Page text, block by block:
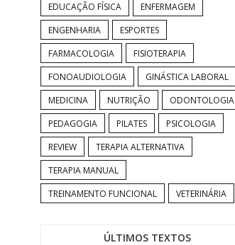
EDUCAÇÃO FÍSICA
ENFERMAGEM
ENGENHARIA
ESPORTES
FARMACOLOGIA
FISIOTERAPIA
FONOAUDIOLOGIA
GINÁSTICA LABORAL
MEDICINA
NUTRIÇÃO
ODONTOLOGIA
PEDAGOGIA
PILATES
PSICOLOGIA
REVIEW
TERAPIA ALTERNATIVA
TERAPIA MANUAL
TREINAMENTO FUNCIONAL
VETERINÁRIA
ÚLTIMOS TEXTOS